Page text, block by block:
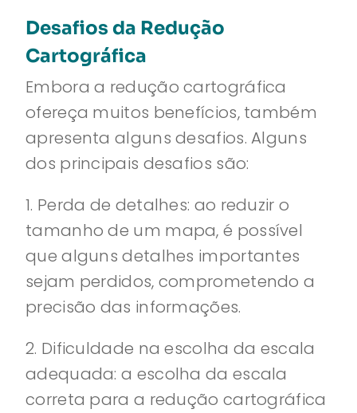
Desafios da Redução
Cartográfica
Embora a redução cartográfica
ofereça muitos benefícios, também
apresenta alguns desafios. Alguns
dos principais desafios são:
1. Perda de detalhes: ao reduzir o
tamanho de um mapa, é possível
que alguns detalhes importantes
sejam perdidos, comprometendo a
precisão das informações.
2. Dificuldade na escolha da escala
adequada: a escolha da escala
correta para a redução cartográfica